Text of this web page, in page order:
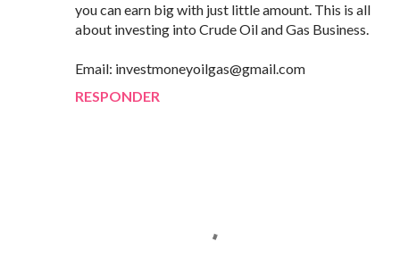
you can earn big with just little amount. This is all
about investing into Crude Oil and Gas Business.
Email: investmoneyoilgas@gmail.com
RESPONDER